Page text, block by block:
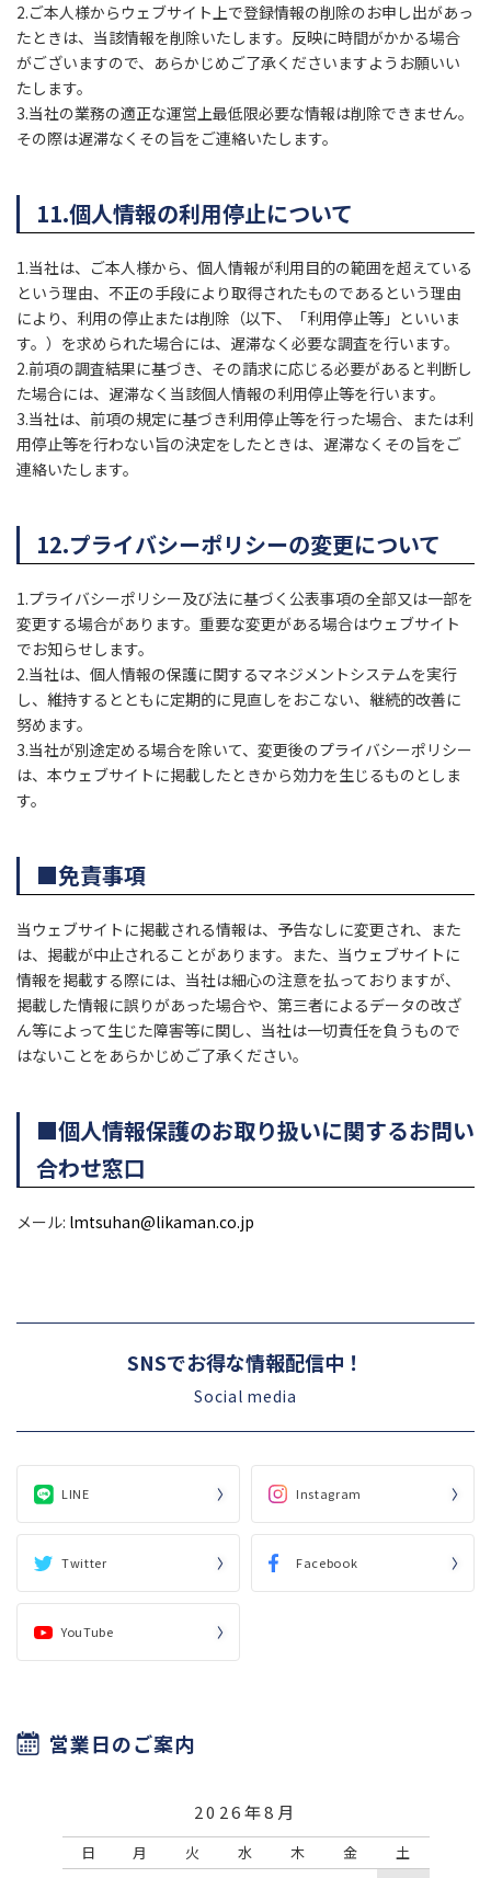
2.ご本人様からウェブサイト上で登録情報の削除のお申し出があっ
たときは、当該情報を削除いたします。反映に時間がかかる場合
がございますので、あらかじめご了承くださいますようお願いい
たします。
3.当社の業務の適正な運営上最低限必要な情報は削除できません。
その際は遅滞なくその旨をご連絡いたします。
11.個人情報の利用停止について
1.当社は、ご本人様から、個人情報が利用目的の範囲を超えている
という理由、不正の手段により取得されたものであるという理由
により、利用の停止または削除（以下、「利用停止等」といいま
す。）を求められた場合には、遅滞なく必要な調査を行います。
2.前項の調査結果に基づき、その請求に応じる必要があると判断し
た場合には、遅滞なく当該個人情報の利用停止等を行います。
3.当社は、前項の規定に基づき利用停止等を行った場合、または利
用停止等を行わない旨の決定をしたときは、遅滞なくその旨をご
連絡いたします。
12.プライバシーポリシーの変更について
1.プライバシーポリシー及び法に基づく公表事項の全部又は一部を
変更する場合があります。重要な変更がある場合はウェブサイト
でお知らせします。
2.当社は、個人情報の保護に関するマネジメントシステムを実行
し、維持するとともに定期的に見直しをおこない、継続的改善に
努めます。
3.当社が別途定める場合を除いて、変更後のプライバシーポリシー
は、本ウェブサイトに掲載したときから効力を生じるものとしま
す。
■免責事項
当ウェブサイトに掲載される情報は、予告なしに変更され、また
は、掲載が中止されることがあります。また、当ウェブサイトに
情報を掲載する際には、当社は細心の注意を払っておりますが、
掲載した情報に誤りがあった場合や、第三者によるデータの改ざ
ん等によって生じた障害等に関し、当社は一切責任を負うもので
はないことをあらかじめご了承ください。
■個人情報保護のお取り扱いに関するお問い
合わせ窓口
メール: lmtsuhan@likaman.co.jp
SNSでお得な情報配信中！
Social media
LINE Instagram
Twitter Facebook
YouTube
営業日のご案内
2026年8月
日 月 火 水 木 金 土